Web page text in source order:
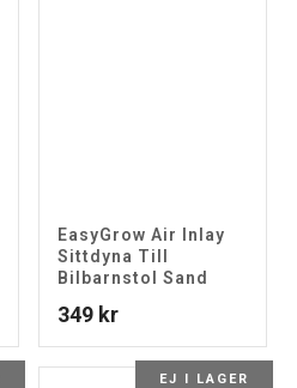
EasyGrow Air Inlay
Sittdyna Till
Bilbarnstol Sand
349 kr
EJ I LAGER